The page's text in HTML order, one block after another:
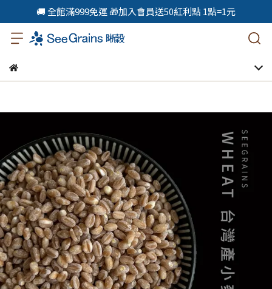
🚚 全館滿999免運 🎁加入會員送50紅利點 1點=1元